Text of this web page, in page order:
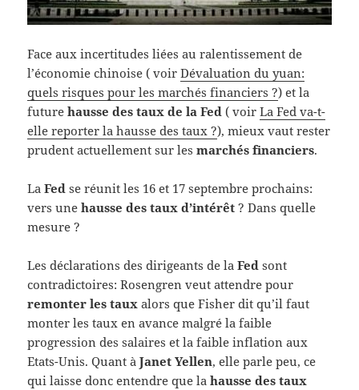
Face aux incertitudes liées au ralentissement de
l’économie chinoise ( voirDévaluation du yuan:
quels risques pour les marchés financiers ?) et la
futurehausse des taux de la Fed ( voirLa Fed va-t-
elle reporter la hausse des taux ?), mieux vaut rester
prudent actuellement sur lesmarchés financiers.
LaFed se réunit les 16 et 17 septembre prochains:
vers unehausse des taux d’intérêt ? Dans quelle
mesure ?
Les déclarations des dirigeants de laFed sont
contradictoires: Rosengren veut attendre pour
remonter les taux alors que Fisher dit qu’il faut
monter les taux en avance malgré la faible
progression des salaires et la faible inflation aux
Etats-Unis. Quant àJanet Yellen, elle parle peu, ce
qui laisse donc entendre que lahausse des taux